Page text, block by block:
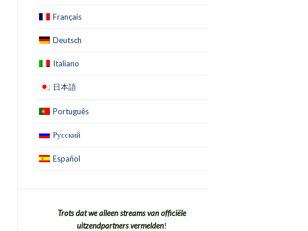
Français
Deutsch
Italiano
日本語
Português
Русский
Español
Trots dat we alleen streams van officiële
uitzendpartners vermelden!